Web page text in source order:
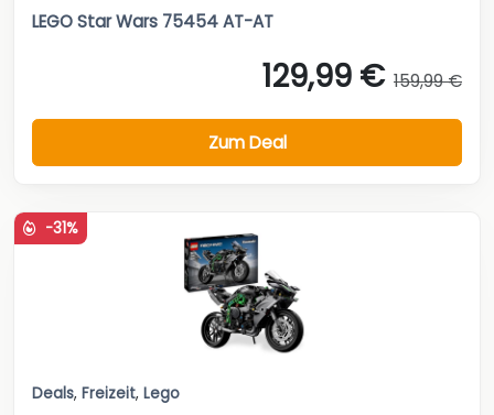
LEGO Star Wars 75454 AT-AT
129,99 € 159,99 €
Zum Deal
-31%
Deals, Freizeit, Lego